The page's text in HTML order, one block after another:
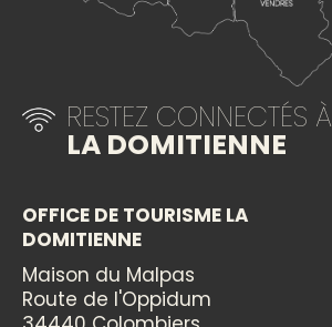
RESTEZ CONNECTÉS À
LA DOMITIENNE
OFFICE DE TOURISME LA
DOMITIENNE
Maison du Malpas
Route de l'Oppidum